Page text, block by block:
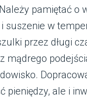
pamiętać o
suszenie w
przez długi
mądrego
pieniędzy, ale i